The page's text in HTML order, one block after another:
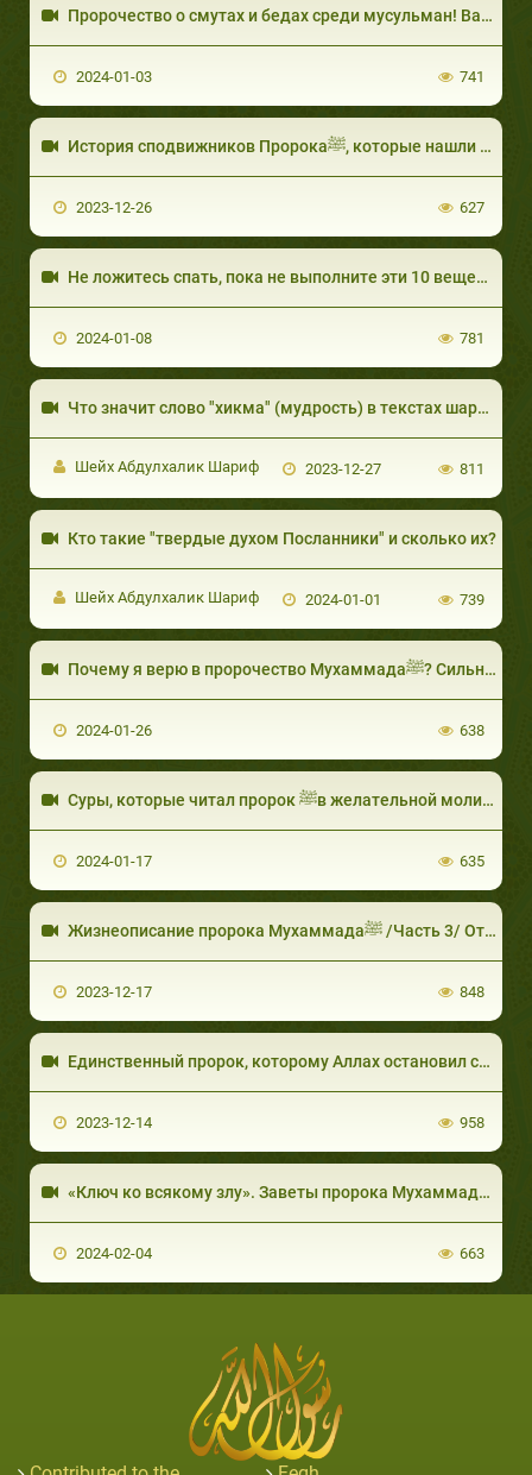
2024-01-03 741
История сподвижников Пророкаﷺ, которые нашли кита!
2023-12-26 627
2024-01-08 781
Что значит слово "хикма" (мудрость) в текстах шариата?
Шейх Абдулхалик Шариф 2023-12-27 811
Кто такие "твердые духом Посланники" и сколько их?
Шейх Абдулхалик Шариф 2024-01-01 739
Почему я верю в пророчество Мухаммадаﷺ? Сильные аргументы! Oсман Булут
2024-01-26 638
Суры, которые читал пророк ﷺв желательной молитве!
2024-01-17 635
Жизнеописание пророка Мухаммадаﷺ /Часть 3/ Открытый призыв, реакция курайшитов.
2023-12-17 848
Единственный пророк, которому Аллах остановил солнце! История Юша' ибн Нуна
2023-12-14 958
2024-02-04 663